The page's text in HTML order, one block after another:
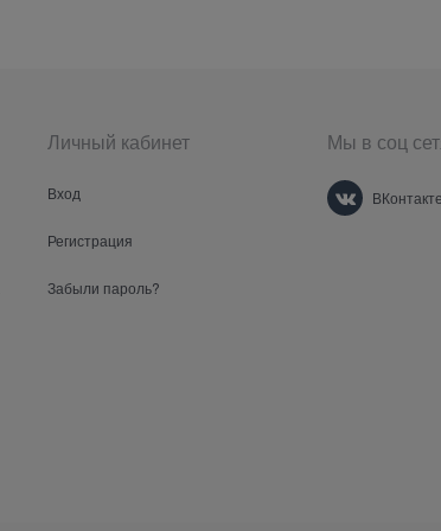
Личный кабинет
Вход
Регистрация
Забыли пароль?
Мы в соц